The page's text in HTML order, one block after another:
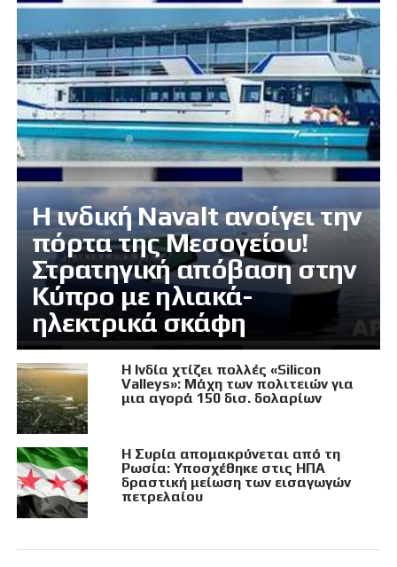
Η ινδική Navalt ανοίγει την
πόρτα της Μεσογείου!
Στρατηγική απόβαση στην
Κύπρο με ηλιακά-
ηλεκτρικά σκάφη
Η Ινδία χτίζει πολλές «Silicon
Valleys»: Μάχη των πολιτειών για
μια αγορά 150 δισ. δολαρίων
Η Συρία απομακρύνεται από τη
Ρωσία: Υποσχέθηκε στις ΗΠΑ
δραστική μείωση των εισαγωγών
πετρελαίου